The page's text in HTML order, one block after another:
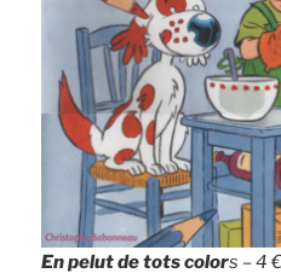
En pelut de tots colors – 4 €